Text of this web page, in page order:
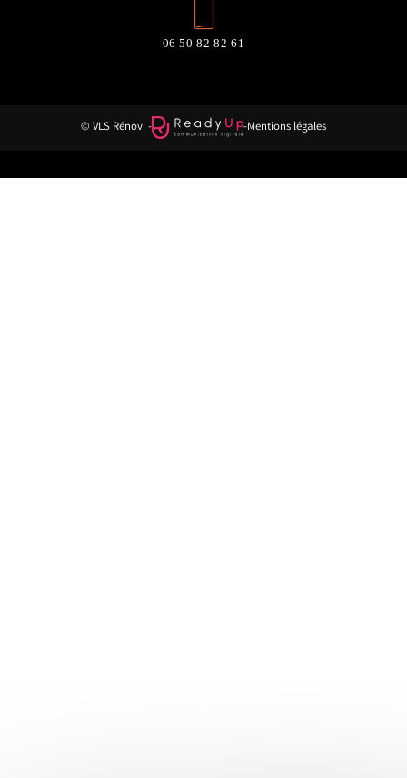
06 50 82 82 61
© VLS Rénov' - -Mentions légales